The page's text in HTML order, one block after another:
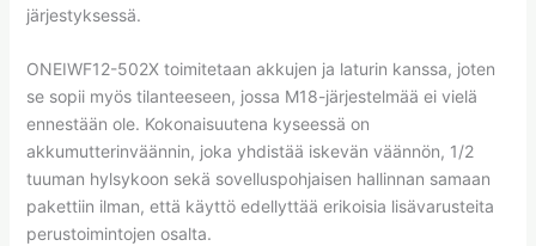
järjestyksessä.
ONEIWF12-502X toimitetaan akkujen ja laturin kanssa, joten
se sopii myös tilanteeseen, jossa M18-järjestelmää ei vielä
ennestään ole. Kokonaisuutena kyseessä on
akkumutterinväännin, joka yhdistää iskevän väännön, 1/2
tuuman hylsykoon sekä sovelluspohjaisen hallinnan samaan
pakettiin ilman, että käyttö edellyttää erikoisia lisävarusteita
perustoimintojen osalta.